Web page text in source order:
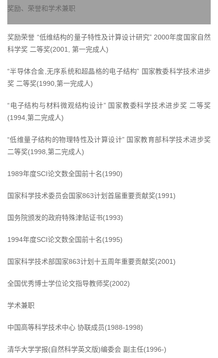
奖励、荣誉和学术兼职
奖励荣誉 “低维结构的量子特性及计算设计研究” 2000年度国家自然
科学奖 二等奖(2001, 第一完成人)
“半导体合金,无序系统和超晶格的电子结构” 国家教委科学技术进步
奖 二等奖(1990,第一完成人)
“电子结构与材料微观结构设计” 国家教委科学技术进步奖 二等奖
(1994,第二完成人)
“低维量子结构的物理特性及计算设计” 国家教育部科学技术进步奖
二等奖(1998,第二完成人)
1989年度SCI论文数全国前十名(1990)
国家科学技术委员会国家863计划首届重要贡献奖(1991)
国务院颁发的政府特殊津贴证书(1993)
1994年度SCI论文数全国前十名(1995)
国家科学技术部国家863计划十五周年重要贡献奖(2001)
全国优秀博士学位论文指导教师奖(2002)
学术兼职
中国高等科学技术中心 协联成员(1988-1998)
清华大学学报(自然科学英文版)编委会 副主任(1996-)